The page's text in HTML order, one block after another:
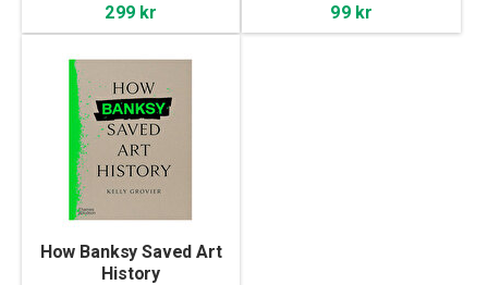
299 kr 99 kr
How Banksy Saved Art
History